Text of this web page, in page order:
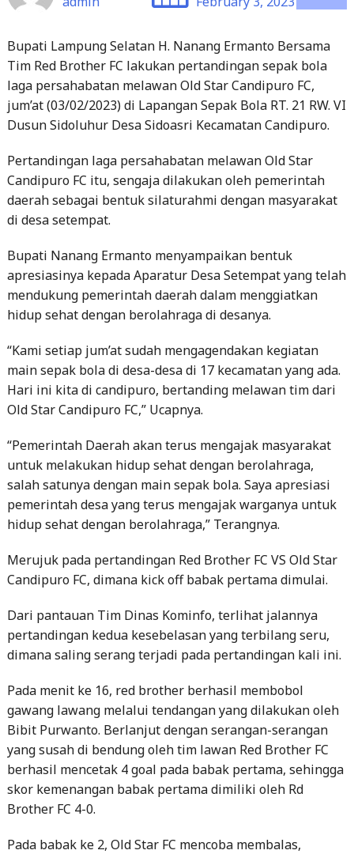
Bupati Lampung Selatan H. Nanang Ermanto Bersama
Tim Red Brother FC lakukan pertandingan sepak bola
laga persahabatan melawan Old Star Candipuro FC,
jum’at (03/02/2023) di Lapangan Sepak Bola RT. 21 RW. VI
Dusun Sidoluhur Desa Sidoasri Kecamatan Candipuro.
Pertandingan laga persahabatan melawan Old Star
Candipuro FC itu, sengaja dilakukan oleh pemerintah
daerah sebagai bentuk silaturahmi dengan masyarakat
di desa setempat.
Bupati Nanang Ermanto menyampaikan bentuk
apresiasinya kepada Aparatur Desa Setempat yang telah
mendukung pemerintah daerah dalam menggiatkan
hidup sehat dengan berolahraga di desanya.
“Kami setiap jum’at sudah mengagendakan kegiatan
main sepak bola di desa-desa di 17 kecamatan yang ada.
Hari ini kita di candipuro, bertanding melawan tim dari
Old Star Candipuro FC,” Ucapnya.
“Pemerintah Daerah akan terus mengajak masyarakat
untuk melakukan hidup sehat dengan berolahraga,
salah satunya dengan main sepak bola. Saya apresiasi
pemerintah desa yang terus mengajak warganya untuk
hidup sehat dengan berolahraga,” Terangnya.
Merujuk pada pertandingan Red Brother FC VS Old Star
Candipuro FC, dimana kick off babak pertama dimulai.
Dari pantauan Tim Dinas Kominfo, terlihat jalannya
pertandingan kedua kesebelasan yang terbilang seru,
dimana saling serang terjadi pada pertandingan kali ini.
Pada menit ke 16, red brother berhasil membobol
gawang lawang melalui tendangan yang dilakukan oleh
Bibit Purwanto. Berlanjut dengan serangan-serangan
yang susah di bendung oleh tim lawan Red Brother FC
berhasil mencetak 4 goal pada babak pertama, sehingga
skor kemenangan babak pertama dimiliki oleh Rd
Brother FC 4-0.
Pada babak ke 2, Old Star FC mencoba membalas,